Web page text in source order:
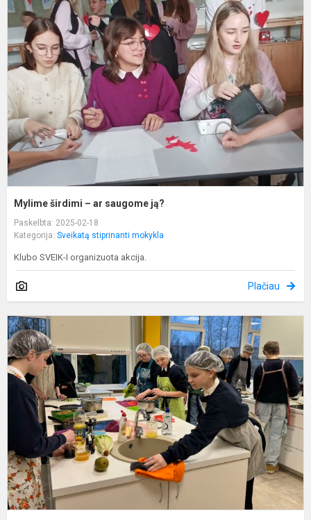
Mylime širdimi – ar saugome ją?
Paskelbta: 2025-02-18
Kategorija: Sveikatą stiprinanti mokykla
Klubo SVEIK-I organizuota akcija.
Plačiau